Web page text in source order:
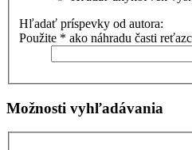
Hľadať príspevky od autora:
Použite * ako náhradu časti
Možnosti vyhľadávania